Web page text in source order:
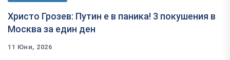
Христо Грозев: Путин е в паника! 3 покушения в
Москва за един ден
11 Юни, 2026